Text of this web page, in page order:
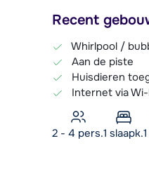
Recent
Whirlpool /
Aan de piste
Huisdieren
Internet via
2 - 4 pers.1 slaapk.